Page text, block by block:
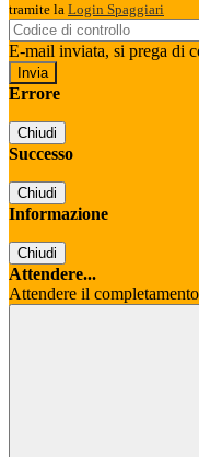
tramite la Login Spaggiari
E-mail inviata, si prega di
Errore
Chiudi
Successo
Chiudi
Informazione
Chiudi
Attendere...
Attendere il